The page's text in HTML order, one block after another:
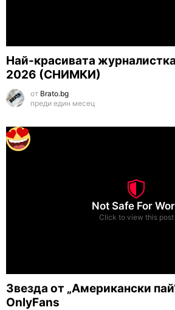
Най-красивата
2026 (СНИМКИ)
от Brato.bg
преди един месец
Not Safe For
Click to view this post
Звезда от „Американски
OnlyFans